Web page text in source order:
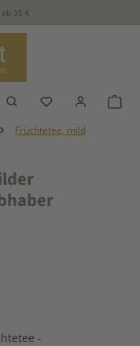
35 €
anzeigen
Du hast 0
Früchtetee, mild